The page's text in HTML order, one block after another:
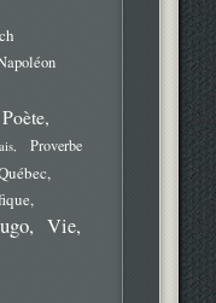
Poète
Proverbe
Vie